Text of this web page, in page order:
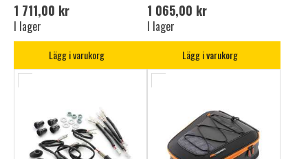
1 711,00 kr
I lager
Lägg i varukorg
1 065,00 kr
I lager
Lägg i varukorg